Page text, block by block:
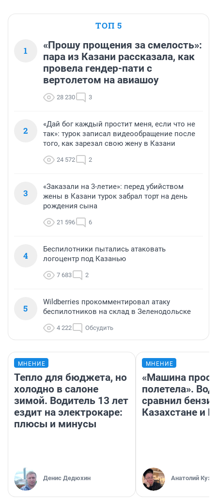
ТОП 5
1
«Прошу прощения за смелость»:
пара из Казани рассказала, как
провела гендер-пати с
вертолетом на авиашоу
28 230 3
2
«Дай бог каждый простит меня, если что не
так»: турок записал видеообращение после
того, как зарезал свою жену в Казани
24 572 2
3
«Заказали на 3-летие»: перед убийством
жены в Казани турок забрал торт на день
рождения сына
21 596 6
4
Беспилотники пытались атаковать
логоцентр под Казанью
7 683 2
5
Wildberries прокомментировал атаку
беспилотников на склад в Зеленодольске
4 222 Обсудить
МНЕНИЕ
Тепло для бюджета, но
холодно в салоне
зимой. Водитель 13 лет
ездит на электрокаре:
плюсы и минусы
Денис Дедюхин
МНЕНИЕ
«Машина
полетела».
сравнил
Казахстане и
Анатолий